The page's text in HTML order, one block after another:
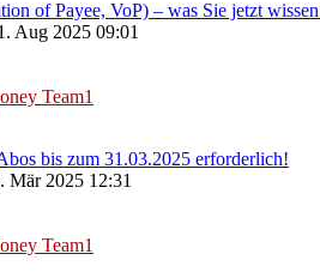
of Payee, VoP) – was Sie jetzt
Aug 2025 09:01
Team1
bis zum 31.03.2025 erforderlich!
Mär 2025 12:31
Team1